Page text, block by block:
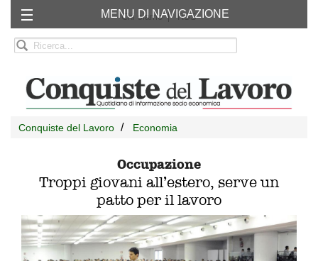
Chi siamo RSS
MENU DI NAVIGAZIONE
Conquiste del Lavoro Economia
Occupazione
Troppi giovani all’estero, serve un
patto per il lavoro